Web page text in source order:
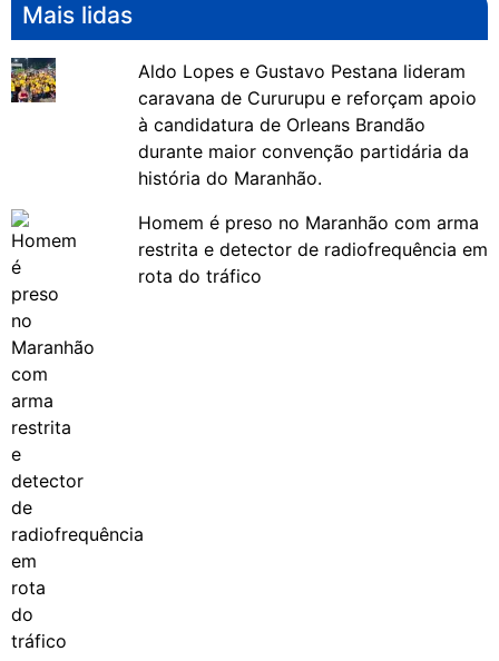
Mais lidas
Aldo Lopes e Gustavo Pestana lideram
caravana de Cururupu e reforçam apoio
à candidatura de Orleans Brandão
durante maior convenção partidária da
história do Maranhão.
Homem é preso no Maranhão com arma
restrita e detector de radiofrequência em
rota do tráfico